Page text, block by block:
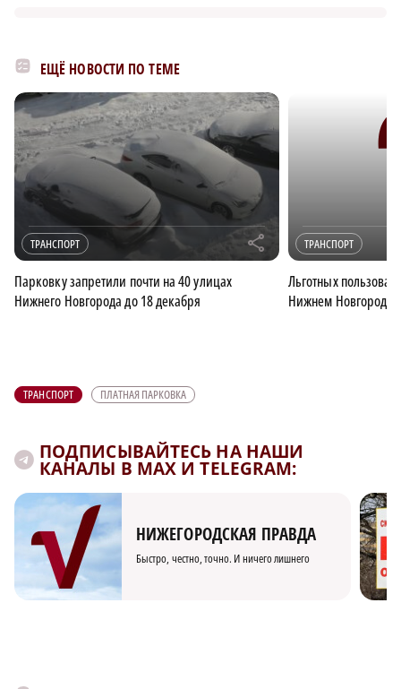
ЕЩЁ НОВОСТИ ПО ТЕМЕ
ТРАНСПОРТ r
Парковку запретили почти на 40 улицах
Нижнего Новгорода до 18 декабря
ТРАНСПОРТ
Льготных
Нижнем Новгороде
ТРАНСПОРТ ПЛАТНАЯ ПАРКОВКА
ПОДПИСЫВАЙТЕСЬ НА НАШИ
КАНАЛЫ В MAX И TELEGRAM:
НИЖЕГОРОДСКАЯ ПРАВДА
Быстро, честно, точно. И ничего лишнего